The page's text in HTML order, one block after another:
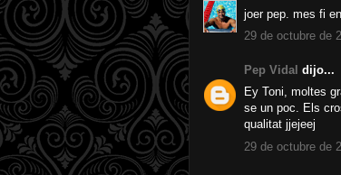
joer pep. mes fi
29 de octubre de
Pep Vidal dijo...
Ey Toni, moltes
se un poc. Els
qualitat jjejeej
29 de octubre de